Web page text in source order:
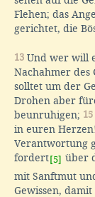
Flehen; das
gerichtet, die
13 Und wer will
Nachahmer des
solltet um der
Drohen aber
beunruhigen; 15
in euren
Verantwortung
fordert[5] über
mit Sanftmut
Gewissen,